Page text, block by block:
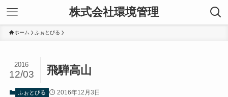
株式会社環境管理
ホーム ふぉとびる
飛騨高山
2016
12/03
ふぉとびる 2016年12月3日